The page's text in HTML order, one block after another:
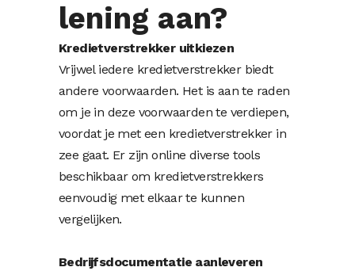
lening aan?
Kredietverstrekker uitkiezen
Vrijwel iedere kredietverstrekker biedt
andere voorwaarden. Het is aan te raden
om je in deze voorwaarden te verdiepen,
voordat je met een kredietverstrekker in
zee gaat. Er zijn online diverse tools
beschikbaar om kredietverstrekkers
eenvoudig met elkaar te kunnen
vergelijken.
Bedrijfsdocumentatie aanleveren